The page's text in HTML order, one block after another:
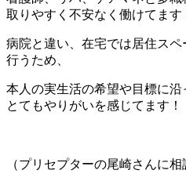
取りやすく不安なく働けてます
病院と違い、在宅では居住ス
行うため、
本人の実生活の希望や目標に沿
とてもやりがいを感じてます！
（プリセプターの尾崎さんに相